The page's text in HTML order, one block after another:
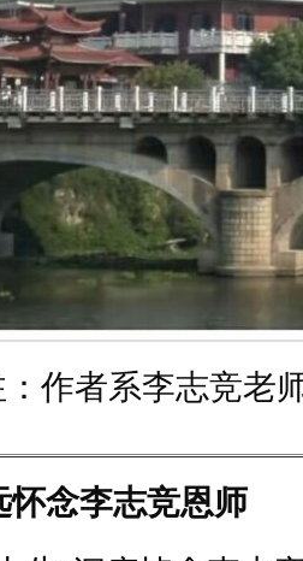
作者系李志竞老
怀念李志竞恩师